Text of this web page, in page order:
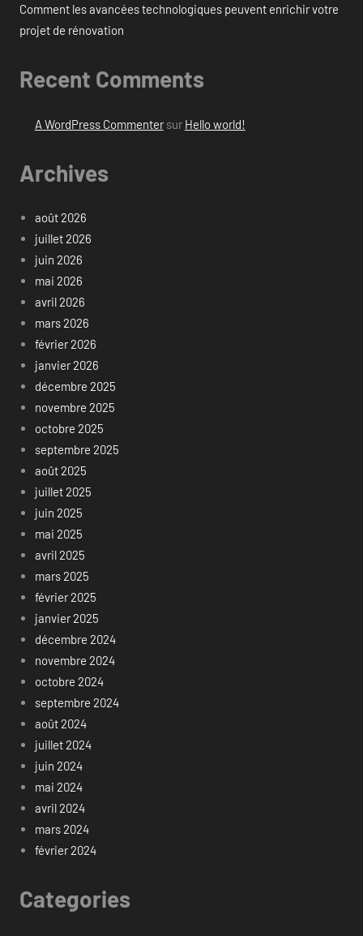
Comment les avancées technologiques peuvent enrichir votre
projet de rénovation
Recent Comments
A WordPress Commentersur Hello world!
Archives
août 2026
juillet 2026
juin 2026
mai 2026
avril 2026
mars 2026
février 2026
janvier 2026
décembre 2025
novembre 2025
octobre 2025
septembre 2025
août 2025
juillet 2025
juin 2025
mai 2025
avril 2025
mars 2025
février 2025
janvier 2025
décembre 2024
novembre 2024
octobre 2024
septembre 2024
août 2024
juillet 2024
juin 2024
mai 2024
avril 2024
mars 2024
février 2024
Categories